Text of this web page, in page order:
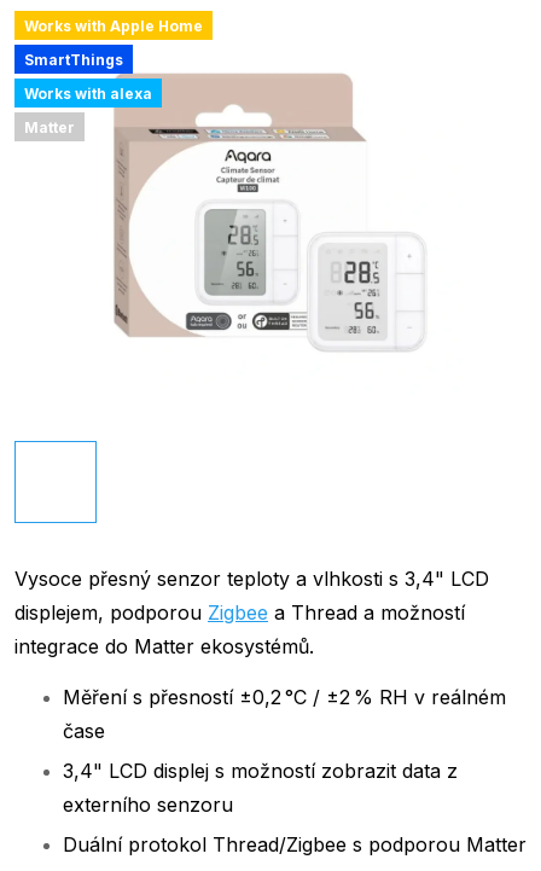
Works with Apple Home
SmartThings
Works with alexa
Matter
Vysoce přesný senzor teploty a vlhkosti s 3,4" LCD
displejem, podporou Zigbee a Thread a možností
integrace do Matter ekosystémů.
Měření s přesností ±0,2 °C / ±2 % RH v reálném
čase
3,4" LCD displej s možností zobrazit data z
externího senzoru
Duální protokol Thread/Zigbee s podporou Matter